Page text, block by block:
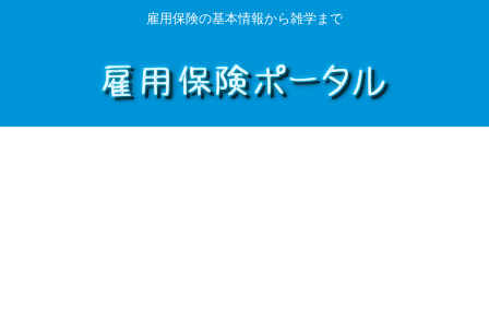
雇用保険の基本情報から雑学まで